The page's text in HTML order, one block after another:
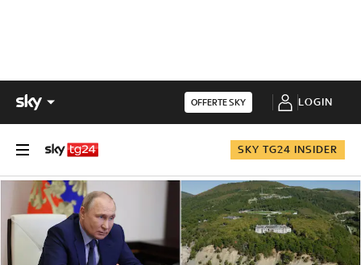
OFFERTE SKY LOGIN
SKY TG24 INSIDER